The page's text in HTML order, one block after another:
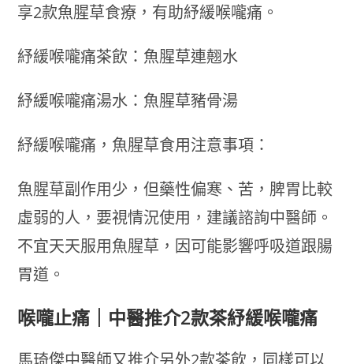
享2款魚腥草食療，有助紓緩喉嚨痛。
紓緩喉嚨痛茶飲：魚腥草連翹水
紓緩喉嚨痛湯水：魚腥草豬骨湯
紓緩喉嚨痛，魚腥草食用注意事項：
魚腥草副作用少，但藥性偏寒、苦，脾胃比較
虛弱的人，要視情況使用，建議諮詢中醫師。
不宜天天服用魚腥草，因可能影響呼吸道跟腸
胃道。
喉嚨止痛｜中醫推介2款茶紓緩喉嚨痛
馬琦傑中醫師又推介另外2款茶飲，同樣可以